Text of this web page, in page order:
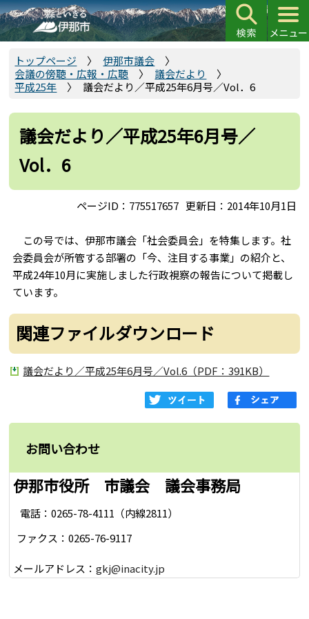
こ
の
ペ
先
トップページ
伊那市議会
会議の傍聴・広報・広聴
議会だより
平成25年
議会だより／平成25年6月号／Vol．6
議会だより／平成25年6月号／
Vol．6
ページID：775517657 更新日：2014年10月1日
この号では、伊那市議会「社会委員会」を特集します。社
会委員会が所管する部署の「今、注目する事業」の紹介と、
平成24年10月に実施しました行政視察の報告について掲載し
ています。
関連ファイルダウンロード
議会だより／平成25年6月号／Vol.6（PDF：391KB）
お問い合わせ
伊那市役所 市議会 議会事務局
電話：0265-78-4111（内線2811）
ファクス：0265-76-9117
メールアドレス：gkj@inacity.jp